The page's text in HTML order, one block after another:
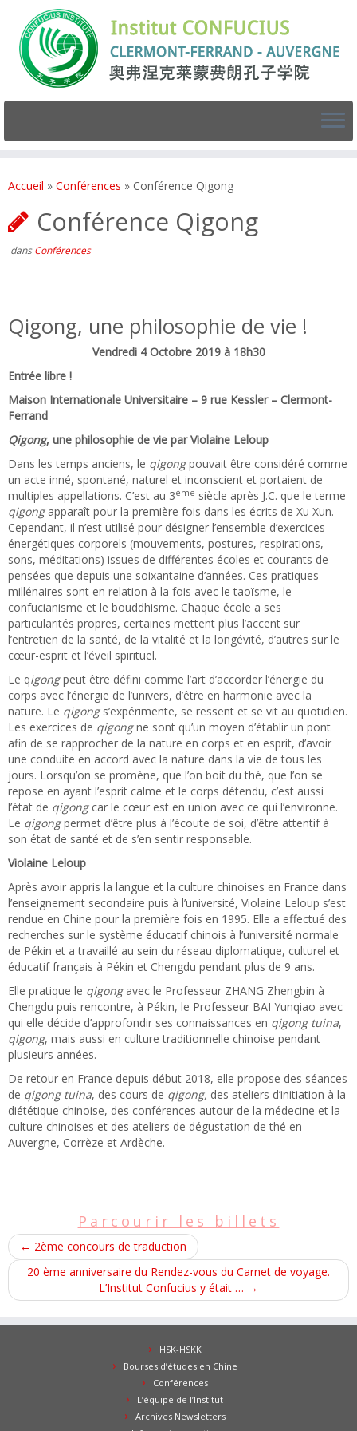
Accueil » Conférences » Conférence Qigong
Conférence Qigong
dansConférences
Qigong, une philosophie de vie !
Vendredi 4 Octobre 2019 à 18h30
Entrée libre !
Maison Internationale Universitaire – 9 rue Kessler – Clermont-
Ferrand
Qigong, une philosophie de vie par Violaine Leloup
Dans les temps anciens, le qigongpouvait être considéré comme
un acte inné, spontané, naturel et inconscient et portaient de
multiples appellations. C’est au 3ème siècle après J.C. que le terme
qigongapparaît pour la première fois dans les écrits de Xu Xun.
Cependant, il n’est utilisé pour désigner l’ensemble d’exercices
énergétiques corporels (mouvements, postures, respirations,
sons, méditations) issues de différentes écoles et courants de
pensées que depuis une soixantaine d’années. Ces pratiques
millénaires sont en relation à la fois avec le taoïsme, le
confucianisme et le bouddhisme. Chaque école a ses
particularités propres, certaines mettent plus l’accent sur
l’entretien de la santé, de la vitalité et la longévité, d’autres sur le
cœur-esprit et l’éveil spirituel.
Le qigongpeut être défini comme l’art d’accorder l’énergie du
corps avec l’énergie de l’univers, d’être en harmonie avec la
nature. Le qigongs’expérimente, se ressent et se vit au quotidien.
Les exercices de qigongne sont qu’un moyen d’établir un pont
afin de se rapprocher de la nature en corps et en esprit, d’avoir
une conduite en accord avec la nature dans la vie de tous les
jours. Lorsqu’on se promène, que l’on boit du thé, que l’on se
repose en ayant l’esprit calme et le corps détendu, c’est aussi
l’état de qigongcar le cœur est en union avec ce qui l’environne.
Le qigongpermet d’être plus à l’écoute de soi, d’être attentif à
son état de santé et de s’en sentir responsable.
Violaine Leloup
Après avoir appris la langue et la culture chinoises en France dans
l’enseignement secondaire puis à l’université, Violaine Leloup s’est
rendue en Chine pour la première fois en 1995. Elle a effectué des
recherches sur le système éducatif chinois à l’université normale
de Pékin et a travaillé au sein du réseau diplomatique, culturel et
éducatif français à Pékin et Chengdu pendant plus de 9 ans. ​
Elle pratique le qigong avec le Professeur ZHANG Zhengbin à
Chengdu puis rencontre, à Pékin, le Professeur BAI Yunqiao avec
qui elle décide d’approfondir ses connaissances en qigong tuina,
qigong, mais aussi en culture traditionnelle chinoise pendant
plusieurs années.
De retour en France depuis début 2018, elle propose des séances
de qigong tuina, des cours de qigong, des ateliers d’initiation à la
diététique chinoise, des conférences autour de la médecine et la
culture chinoises et des ateliers de dégustation de thé en
Auvergne, Corrèze et Ardèche.
Parcourir les billets
← 2ème concours de traduction
20 ème anniversaire du Rendez-vous du Carnet de voyage.
L’Institut Confucius y était … →
HSK-HSKK
Bourses d’études en Chine
Conférences
L’équipe de l’Institut
Archives Newsletters